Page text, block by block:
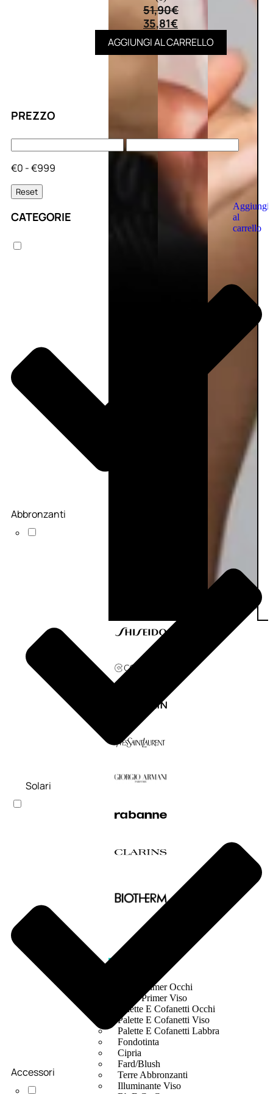
Aggiungi
al
carrello
Base/ Primer Occhi
Base/ Primer Viso
Palette E Cofanetti Occhi
Palette E Cofanetti Viso
Palette E Cofanetti Labbra
Fondotinta
Cipria
Fard/Blush
Terre Abbronzanti
Illuminante Viso
PREZZO
€0 - €999
Reset
CATEGORIE
Abbronzanti
Solari
Accessori
51,90€
35,81€
AGGIUNGI AL CARRELLO